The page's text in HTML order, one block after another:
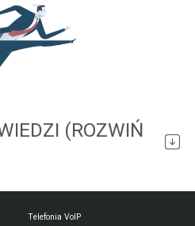
(ROZWIŃ
Telefonia VoIP